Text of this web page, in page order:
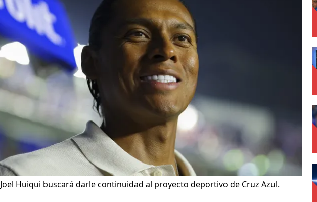
Joel Huiqui buscará darle continuidad al proyecto deportivo de Cruz Azul.